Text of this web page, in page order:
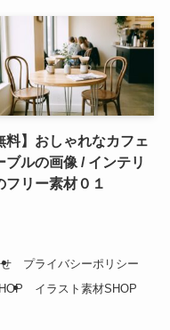
料】おしゃれなカフェ
ブルの画像 / インテリ
フリー素材０１
プライバシーポリシー
イラスト素材SHOP